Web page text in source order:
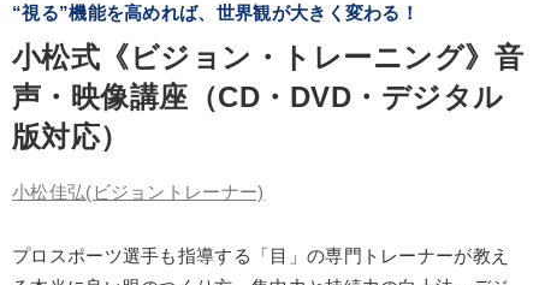
「利上げ時代の最新・銀行対策」＋「不動産市況予測」＋「市場
予測と株式投資」最新刊
成功哲学・人間学 【12月】音声・映像 148回夏季大会
“視る”機能を高めれば、世界観が大きく変わる！
小松式《ビジョン・トレーニング》音
声・映像講座（CD・DVD・デジタル
版対応）
小松佳弘(ビジョントレーナー)
プロスポーツ選手も指導する「目」の専門トレーナーが教え